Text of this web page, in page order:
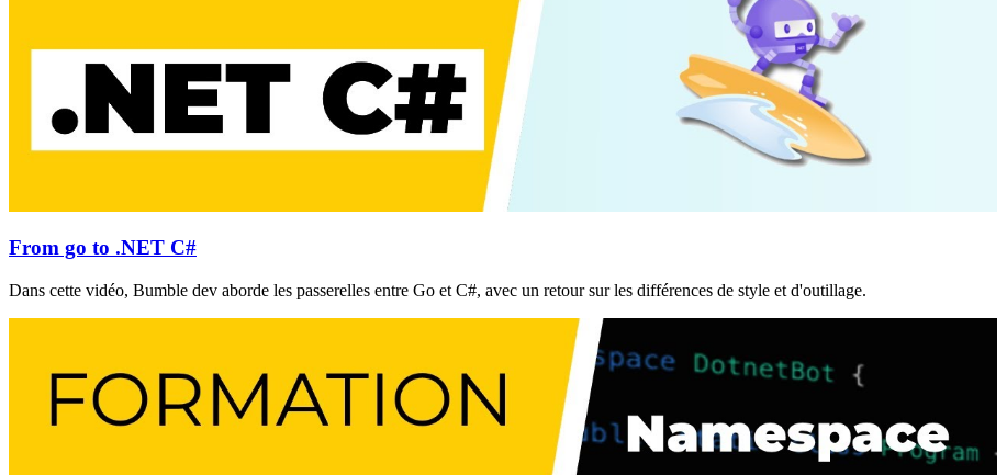
From go to .NET C#
Dans cette vidéo, Bumble dev aborde les passerelles entre Go et C#, avec un retour sur les différences de style et d'outillage.